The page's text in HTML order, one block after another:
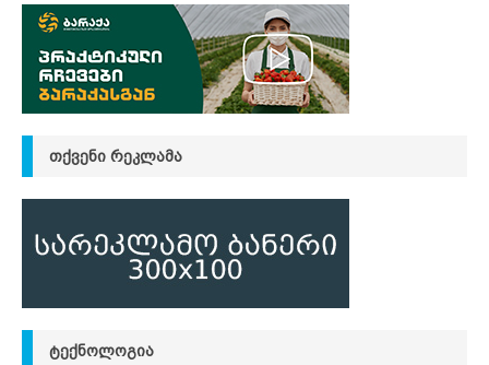
ᲗᲥᲕᲔᲜᲘ ᲠᲔᲙᲚᲐᲛᲐ
ᲢᲔᲥᲜᲝᲚᲝᲒᲘᲐ